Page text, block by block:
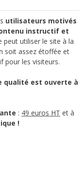
utilisateurs motivés
instructif et
peut utiliser le site à la
soit assez étoffée et
pour les visiteurs.
qualité est ouverte à
: 49 euros HT et à
!